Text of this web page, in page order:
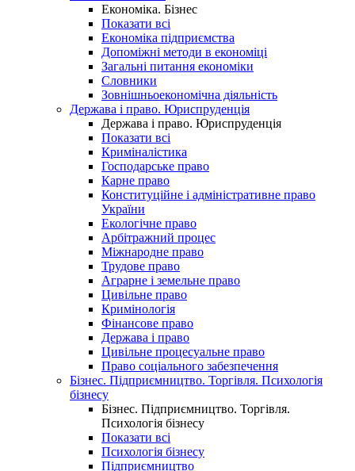
Економіка. Бізнес
Показати всі
Економіка підприємства
Допоміжні методи в економіці
Загальні питання економіки
Словники
Зовнішньоекономічна діяльність
Держава і право. Юриспруденція
Держава і право. Юриспруденція
Показати всі
Криміналістика
Господарське право
Карне право
Конституційне і адміністративне право
України
Екологічне право
Арбітражний процес
Міжнародне право
Трудове право
Аграрне і земельне право
Цивільне право
Кримінологія
Фінансове право
Держава і право
Цивільне процесуальне право
Право соціального забезпечення
Бізнес. Підприємництво. Торгівля. Психологія
бізнесу
Бізнес. Підприємництво. Торгівля.
Психологія бізнесу
Показати всі
Психологія бізнесу
Підприємництво